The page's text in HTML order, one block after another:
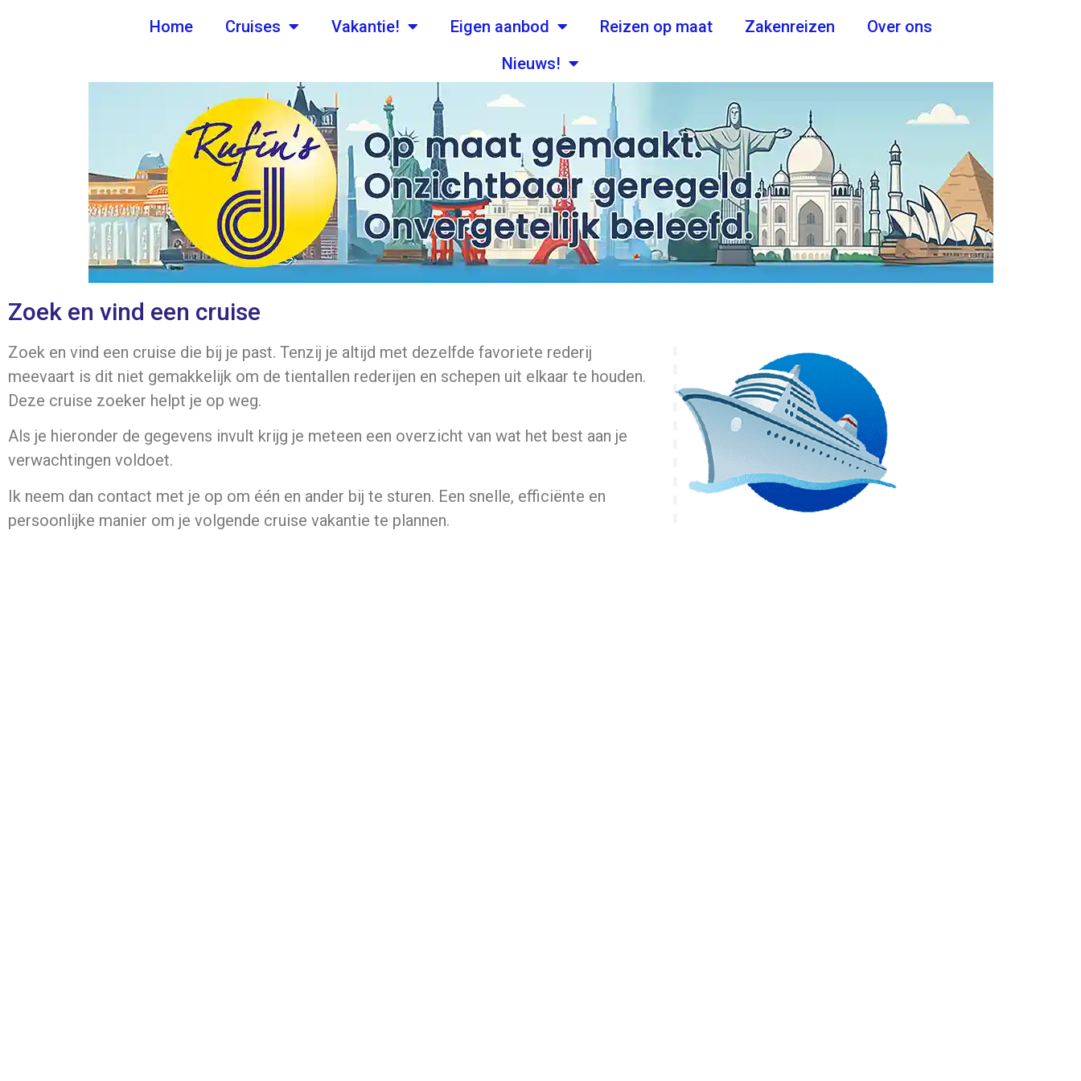
Home Cruises Vakantie! Eigen aanbod Reizen op maat Zakenreizen
Over ons
Nieuws!
Zoek en vind een cruise
Zoek en vind een cruise die bij je past. Tenzij je altijd met dezelfde favoriete rederij
meevaart is dit niet gemakkelijk om de tientallen rederijen en schepen uit elkaar te houden.
Deze cruise zoeker helpt je op weg.
Als je hieronder de gegevens invult krijg je meteen een overzicht van wat het best aan je
verwachtingen voldoet.
Ik neem dan contact met je op om één en ander bij te sturen. Een snelle, efficiënte en
persoonlijke manier om je volgende cruise vakantie te plannen.